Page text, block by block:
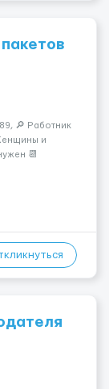
🔎 Работник
и
📆